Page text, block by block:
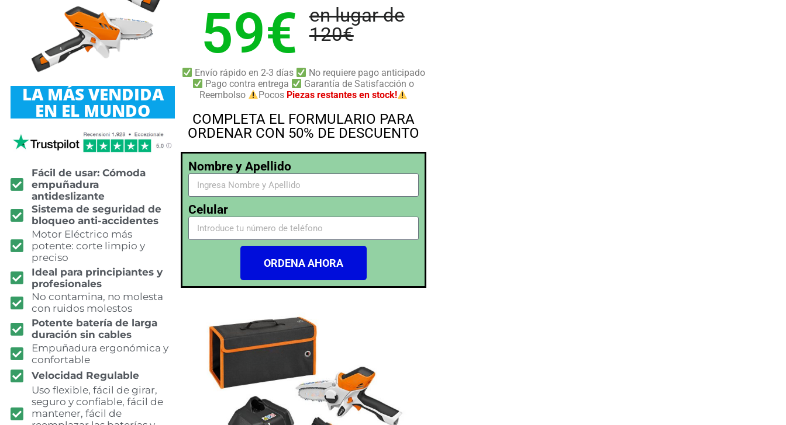
LA MÁS VENDIDA
EN EL MUNDO
Fácil de usar: Cómoda
empuñadura
antideslizante
Sistema de seguridad de
bloqueo anti-accidentes
Motor Eléctrico más
potente: corte limpio y
preciso
Ideal para principiantes y
profesionales
No contamina, no molesta
con ruidos molestos
Potente batería de larga
duración sin cables
Empuñadura ergonómica y
confortable
Velocidad Regulable
Uso flexible, fácil de girar,
seguro y confiable, fácil de
mantener, fácil de
59€
en lugar de
120€
Envío rápido en 2-3 días
No requiere pago anticipado
Pago contra entrega
Garantía de Satisfacción o
Reembolso
PocosPiezas restantes en stock!
COMPLETA EL FORMULARIO PARA
ORDENAR CON 50% DE DESCUENTO
Nombre y Apellido
Celular
ORDENA AHORA